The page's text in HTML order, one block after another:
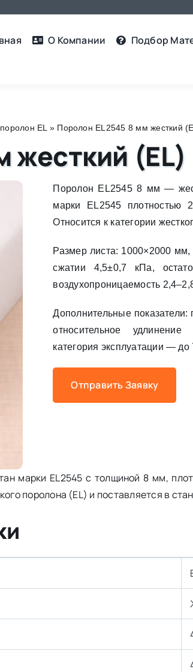
О Компании Подбор
EL » Поролон EL2545 8 мм жесткий
жесткий
Поролон EL2545 8 мм —
марки EL2545 плотностью
Относится к категории
Размер листа: 1000×2000
сжатии 4,5±0,7 кПа,
воздухопроницаемость
Дополнительные
относительное
категория эксплуатации — до
Отправить Заявку
марки EL2545 с толщиной 8 мм,
поролона (EL) и поставляется в